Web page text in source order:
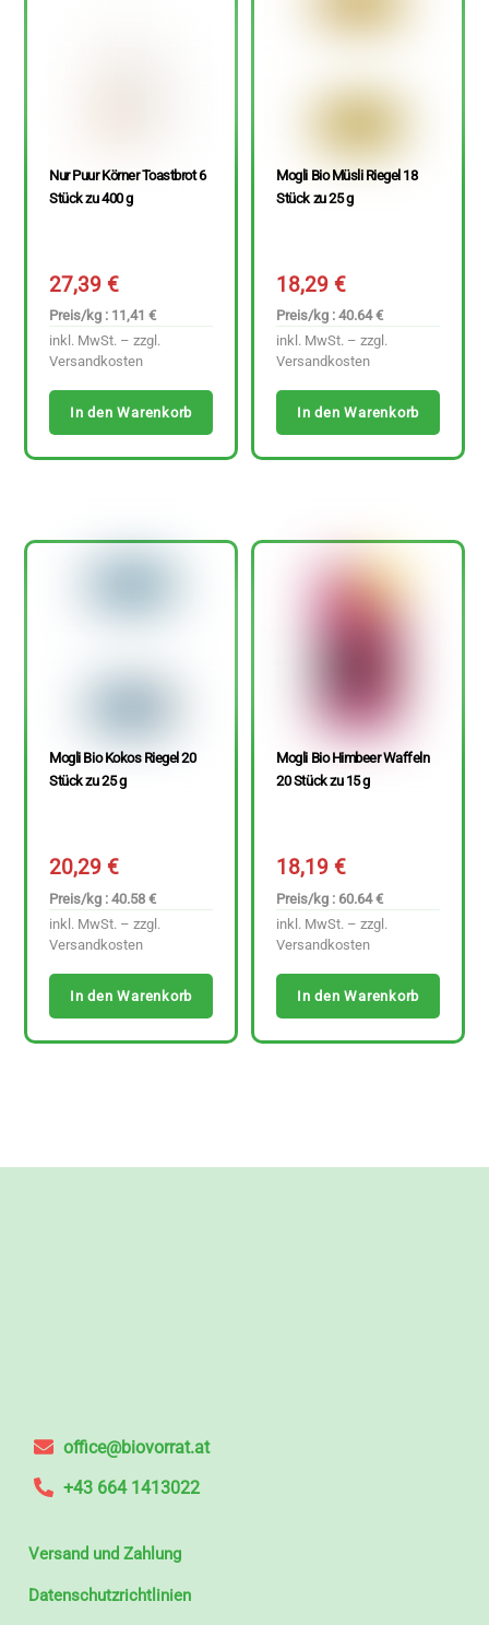
Nur Puur Körner Toastbrot 6
Stück zu 400 g
27,39€
Preis/kg : 11,41 €
inkl. MwSt. – zzgl.
Versandkosten
In den Warenkorb
Mogli Bio Müsli Riegel 18
Stück zu 25 g
18,29€
Preis/kg : 40.64 €
inkl. MwSt. – zzgl.
Versandkosten
In den Warenkorb
Mogli Bio Kokos Riegel 20
Stück zu 25 g
20,29€
Preis/kg : 40.58 €
inkl. MwSt. – zzgl.
Versandkosten
In den Warenkorb
Mogli Bio Himbeer Waffeln
20 Stück zu 15 g
18,19€
Preis/kg : 60.64 €
inkl. MwSt. – zzgl.
Versandkosten
In den Warenkorb
office@biovorrat.at
+43 664 1413022
Versand und Zahlung
Datenschutzrichtlinien